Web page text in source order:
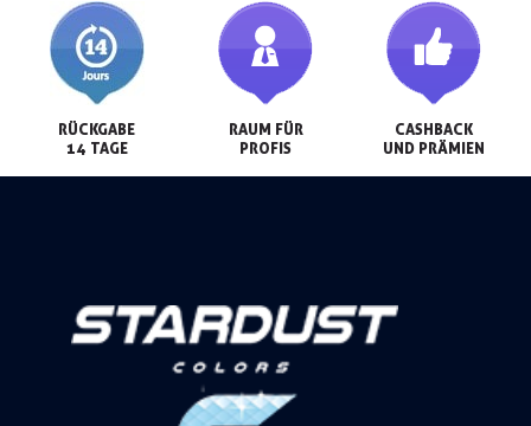
RÜCKGABE
14 TAGE
RAUM FÜR
PROFIS
CASHBACK
UND PRÄMIEN